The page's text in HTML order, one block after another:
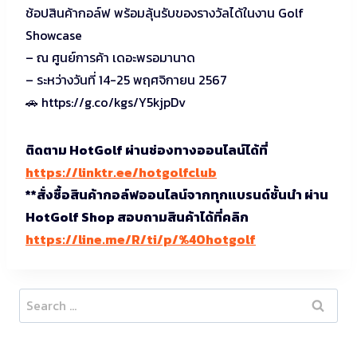
ช้อปสินค้ากอล์ฟ พร้อมลุ้นรับของรางวัลได้ในงาน Golf
Showcase
– ณ ศูนย์การค้า เดอะพรอมานาด
– ระหว่างวันที่ 14-25 พฤศจิกายน 2567
🚗 https://g.co/kgs/Y5kjpDv
ติดตาม HotGolf ผ่านช่องทางออนไลน์ได้ที่
https://linktr.ee/hotgolfclub
**สั่งซื้อสินค้ากอล์ฟออนไลน์จากทุกแบรนด์ชั้นนำ ผ่าน
HotGolf Shop สอบถามสินค้าได้ที่คลิก
https://line.me/R/ti/p/%40hotgolf
Search
for: